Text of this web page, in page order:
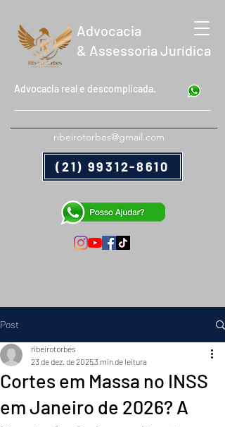
Advocacia
& Assessoria Jurídica
Advocacia real e descomplicada.
ribeirotorbes@gmail.com
(21) 99312-8610
Post
Cortes em Massa no INSS
em Janeiro de 2026? A
ribeirotorbes
23 de dez. de 20253 min de leitura